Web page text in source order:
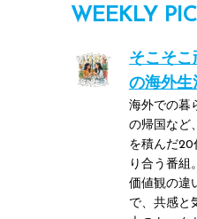
WEEKLY
そこそ
の海外生
海外での暮
の帰国など
を積んだ20
り合う番組
価値観の違
で、共感と